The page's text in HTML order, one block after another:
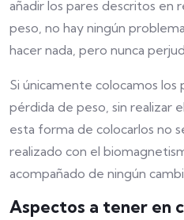
añadir los pares descritos en
peso, no hay ningún
hacer nada, pero nunca
Si únicamente colocamos los
pérdida de peso, sin realizar
esta forma de colocarlos no
realizado con el
acompañado de ningún
Aspectos a tener en